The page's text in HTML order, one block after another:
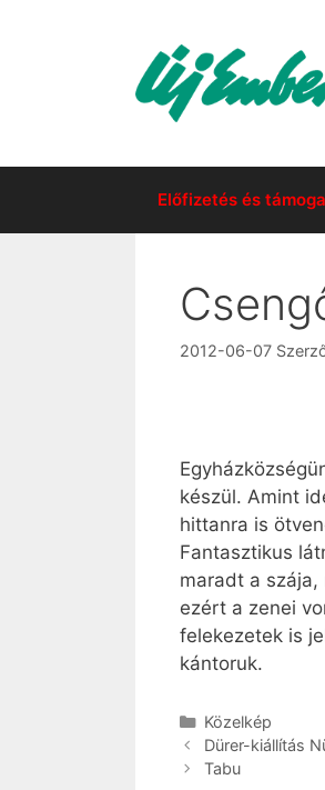
Előfizetés és
2012-06-07
készül. Amint
hittanra is
Fantasztikus
maradt a
ezért a zenei
felekezetek is
kántoruk.
Kategória
Közelkép
Dürer-kiállítás
Tabu